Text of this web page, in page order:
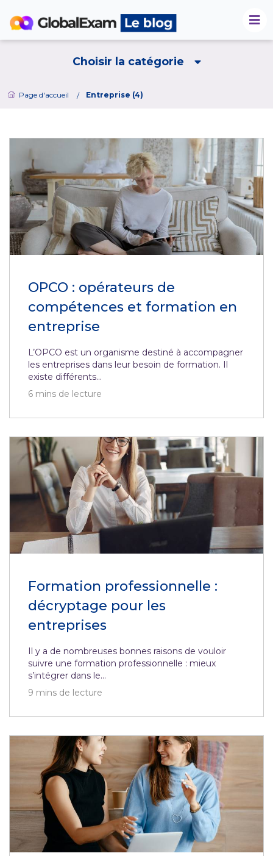
Choisir la catégorie
Page d'accueil Entreprise (4)
OPCO : opérateurs de
compétences et formation en
entreprise
L’OPCO est un organisme destiné à accompagner
les entreprises dans leur besoin de formation. Il
existe différents...
6 mins de lecture
Formation professionnelle :
décryptage pour les
entreprises
Il y a de nombreuses bonnes raisons de vouloir
suivre une formation professionnelle : mieux
s’intégrer dans le...
9 mins de lecture